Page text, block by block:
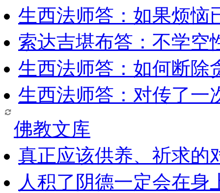
生西法师答：如果烦恼
索达吉堪布答：​不学空
生西法师答：如何断除
生西法师答：对传了一
佛教文库
真正应该供养、祈求的
人积了阴德一定会在身